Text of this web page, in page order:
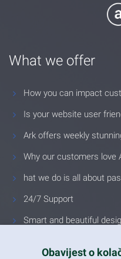
What we offer
How you can impact
Is your website user
Ark offers weekly
Why our customers love
hat we do is all about
24/7 Support
Smart and beautiful
Obavijest o